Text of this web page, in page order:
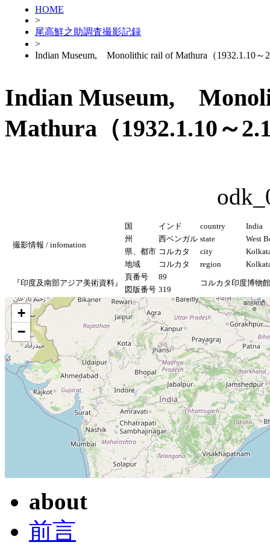
HOME
>
尾高鮮之助調査撮影記録
>
Indian Museum, Monolithic rail of Mathura（1932.1.10～
Indian Museum,
Mathura（1932.1.10～
撮影情報 / infomation
国 インド country
India
州
西ベンガル state
West
県、都市 コルカタ city
地域
コルカタ region
『印度及南部アジア美術資料』
頁番号 89
コルカタ印度博物
図版番号 319
+
−
about
前言